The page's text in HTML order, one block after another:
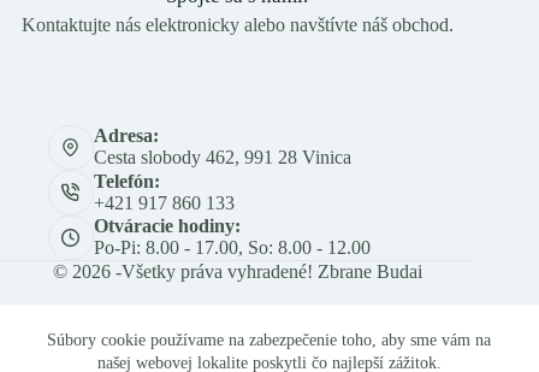
Súbory cookie používame na zabezpečenie toho, aby sme vám na
našej webovej lokalite poskytli čo najlepší zážitok.
Kontaktujte nás elektronicky alebo navštívte náš obchod.
Adresa:
Cesta slobody 462, 991 28 Vinica
Telefón:
+421 917 860 133
Otváracie hodiny:
Po-Pi: 8.00 - 17.00, So: 8.00 - 12.00
© 2026 -Všetky práva vyhradené! Zbrane Budai